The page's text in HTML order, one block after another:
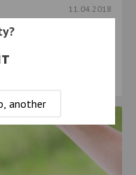
11.04.2018
вас свыше
А, 20% дневной
another